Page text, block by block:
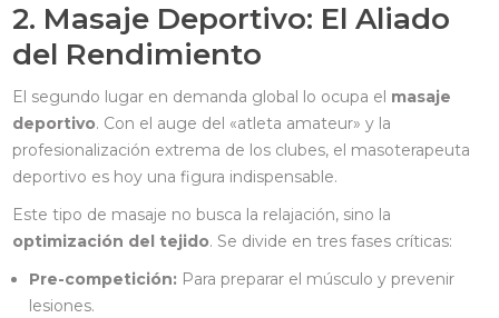
2. Masaje Deportivo: El Aliado
del Rendimiento
El segundo lugar en demanda global lo ocupa el masaje
deportivo. Con el auge del «atleta amateur» y la
profesionalización extrema de los clubes, el masoterapeuta
deportivo es hoy una figura indispensable.
Este tipo de masaje no busca la relajación, sino la
optimización del tejido. Se divide en tres fases críticas:
Pre-competición: Para preparar el músculo y prevenir
lesiones.